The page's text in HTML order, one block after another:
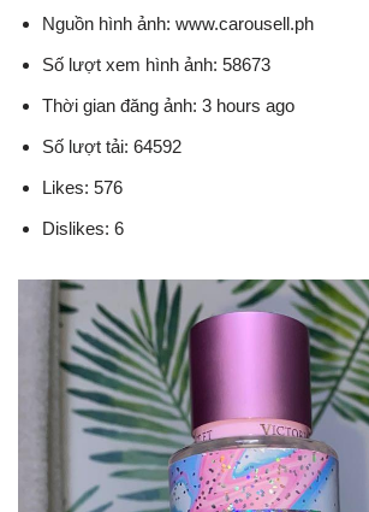
Nguồn hình ảnh: www.carousell.ph
Số lượt xem hình ảnh: 58673
Thời gian đăng ảnh: 3 hours ago
Số lượt tải: 64592
Likes: 576
Dislikes: 6